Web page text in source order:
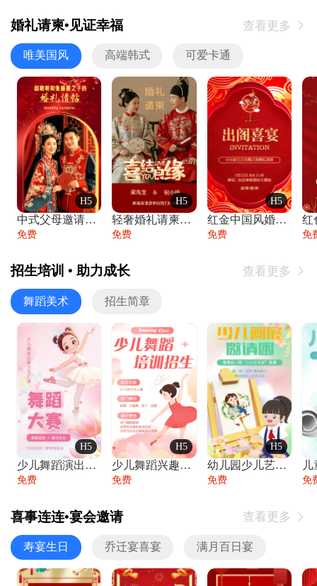
婚礼请柬•见证幸福 查看更多 
唯美国风 高端韩式 可爱卡通
H5
中式父母邀请函婚礼结婚请柬请贴父母邀请方
免费
H5
轻奢婚礼请柬婚礼邀请函结婚照请帖
免费
H5
红金中国风婚礼请柬出阁喜宴嫁女请帖出阁宴
免费 免
招生培训 • 助力成长 查看更多 
舞蹈美术 招生简章
H5
少儿舞蹈演出舞蹈比赛跳舞大赛文艺汇演活动
免费
H5
少儿舞蹈兴趣班艺术培训学校招生宣传
免费
H5
幼儿园少儿艺术展览绘画展摄影作品展美术展
免费 免
喜事连连•宴会邀请 查看更多 
寿宴生日 乔迁宴喜宴 满月百日宴